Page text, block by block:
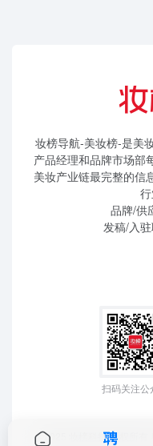
妆榜导航-美妆榜-是美
产品经理和品牌市场部
美妆产业链最完整的信
品牌/供
发稿/入
扫码关注公
©2025 妆榜科技 版权所有